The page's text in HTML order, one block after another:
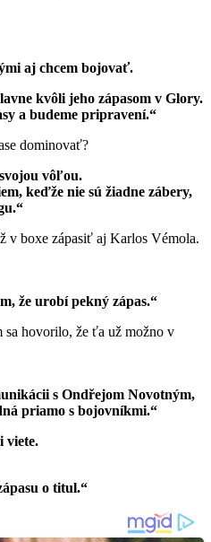
aj chcem bojovať.
kvôli jeho zápasom v Glory.
a budeme pripravení.“
dominovať?
vôľou.
keďže nie sú žiadne zábery,
v boxe zápasiť aj Karlos Vémola.
že urobí pekný zápas.“
sa hovorilo, že ťa už možno v
s Ondřejom Novotným,
priamo s bojovníkmi.“
viete.
o titul.“